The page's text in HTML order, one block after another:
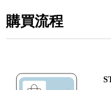
購買流程